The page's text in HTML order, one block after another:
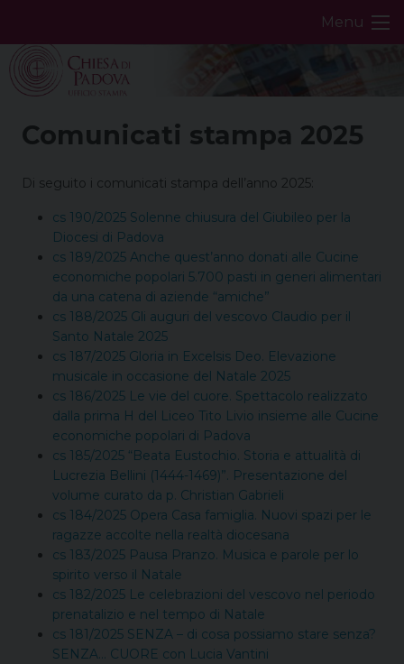
content
Menu
Comunicati stampa 2025
Di seguito i comunicati stampa dell’anno 2025:
cs 190/2025 Solenne chiusura del Giubileo per la
Diocesi di Padova
cs 189/2025 Anche quest’anno donati alle Cucine
economiche popolari 5.700 pasti in generi alimentari
da una catena di aziende “amiche”
cs 188/2025 Gli auguri del vescovo Claudio per il
Santo Natale 2025
cs 187/2025 Gloria in Excelsis Deo. Elevazione
musicale in occasione del Natale 2025
cs 186/2025 Le vie del cuore. Spettacolo realizzato
dalla prima H del Liceo Tito Livio insieme alle Cucine
economiche popolari di Padova
cs 185/2025 “Beata Eustochio. Storia e attualità di
Lucrezia Bellini (1444-1469)”. Presentazione del
volume curato da p. Christian Gabrieli
cs 184/2025 Opera Casa famiglia. Nuovi spazi per le
ragazze accolte nella realtà diocesana
cs 183/2025 Pausa Pranzo. Musica e parole per lo
spirito verso il Natale
cs 182/2025 Le celebrazioni del vescovo nel periodo
prenatalizio e nel tempo di Natale
cs 181/2025 SENZA – di cosa possiamo stare senza?
SENZA… CUORE con Lucia Vantini